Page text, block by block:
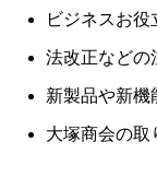
ビジネスお
法改正などの
新製品や新機
大塚商会の